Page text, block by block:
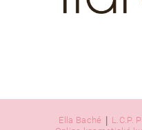
Ella Baché | L.C.P.